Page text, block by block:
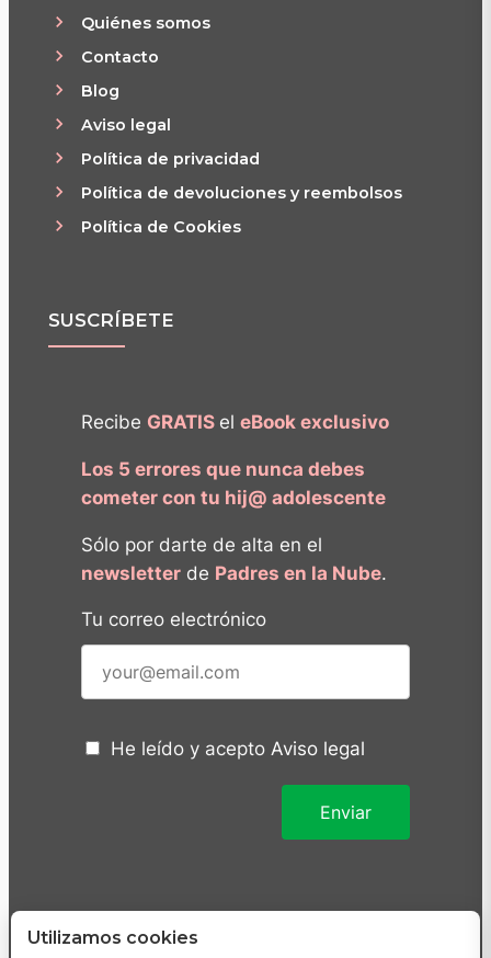
Quiénes somos
Contacto
Blog
Aviso legal
Política de privacidad
Política de devoluciones y reembolsos
Política de Cookies
SUSCRÍBETE
Recibe GRATIS el eBook exclusivo
Los 5 errores que nunca debes
cometer con tu hij@ adolescente
Sólo por darte de alta en el
newsletterde Padres en la Nube.
Tu correo electrónico
He leído y acepto Aviso legal
Utilizamos cookies